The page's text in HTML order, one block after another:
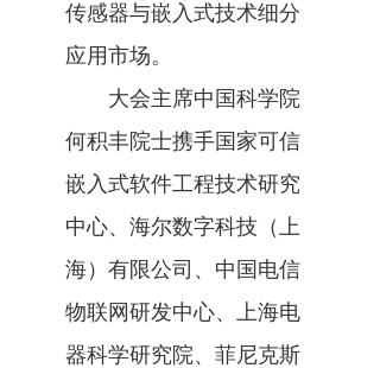
传感器与嵌入式技术细分
应用市场。
大会主席中国科学院
何积丰院士携手国家可信
嵌入式软件工程技术研究
中心、海尔数字科技（上
海）有限公司、中国电信
物联网研发中心、上海电
器科学研究院、菲尼克斯